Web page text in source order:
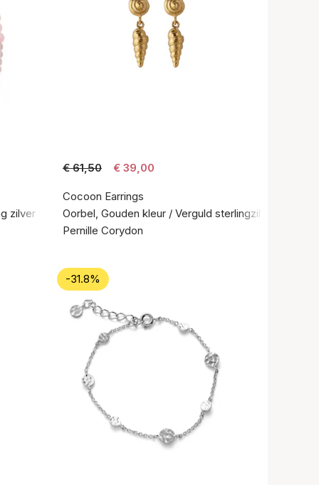
zilver 925
€ 61,50 € 39,00
Cocoon Earrings
Oorbel, Gouden kleur / Verguld sterlingzilver 925
Pernille Corydon
-31.8%